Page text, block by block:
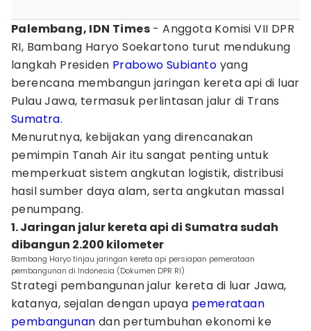
Palembang, IDN Times - Anggota Komisi VII DPR
RI, Bambang Haryo Soekartono turut mendukung
langkah Presiden Prabowo Subianto yang
berencana membangun jaringan kereta api di luar
Pulau Jawa, termasuk perlintasan jalur di Trans
Sumatra.
Menurutnya, kebijakan yang direncanakan
pemimpin Tanah Air itu sangat penting untuk
memperkuat sistem angkutan logistik, distribusi
hasil sumber daya alam, serta angkutan massal
penumpang.
1. Jaringan jalur kereta api di Sumatra sudah
dibangun 2.200 kilometer
Bambang Haryo tinjau jaringan kereta api persiapan pemerataan
pembangunan di Indonesia (Dokumen DPR RI)
Strategi pembangunan jalur kereta di luar Jawa,
katanya, sejalan dengan upaya pemerataan
pembangunan dan pertumbuhan ekonomi ke